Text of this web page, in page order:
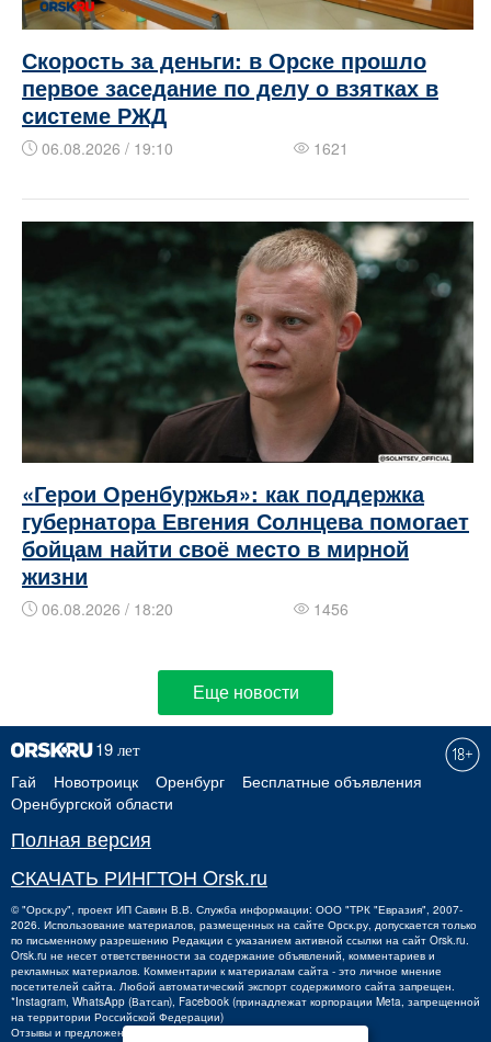
Скорость за деньги: в Орске прошло
первое заседание по делу о взятках в
системе РЖД
06.08.2026 / 19:10 1621
«Герои Оренбуржья»: как поддержка
губернатора Евгения Солнцева помогает
бойцам найти своё место в мирной
жизни
06.08.2026 / 18:20 1456
Еще новости
Гай Новотроицк Оренбург
Бесплатные объявления
Оренбургской области
Полная версия
СКАЧАТЬ РИНГТОН Orsk.ru
©"Орск.ру" , проект ИП Савин В.В. Служба информации: ООО "ТРК "Евразия", 2007-
2026. Использование материалов, размещенных на сайте Орск.ру, допускается только
по письменному разрешению Редакции с указанием активной ссылки на сайт Orsk.ru.
Orsk.ru не несет ответственности за содержание объявлений, комментариев и
рекламных материалов. Комментарии к материалам сайта - это личное мнение
посетителей сайта. Любой автоматический экспорт содержимого сайта запрещен.
*Instagram, WhatsApp (Ватсап), Facebook (принадлежат корпорации Meta, запрещенной
на территории Российской Федерации)
Отзывы и предложения о работе портала: